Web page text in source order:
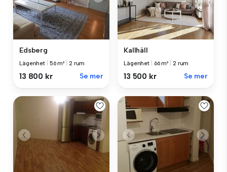
Edsberg
Lägenhet 56 m² 2 rum
13 800 kr Se mer
Kallhäll
Lägenhet 66 m² 2 rum
13 500 kr Se mer